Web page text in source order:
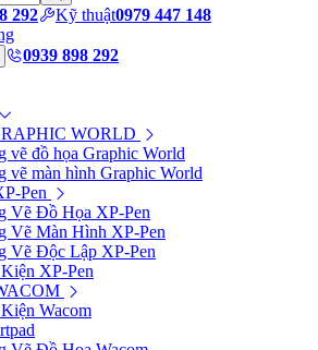
292 Kỹ thuật0979 447 148
0939 898 292
WORLD
vẽ đồ họa Graphic World
vẽ màn hình Graphic World
Pen
Vẽ Đồ Họa XP-Pen
Vẽ Màn Hình XP-Pen
Vẽ Độc Lập XP-Pen
XP-Pen
Wacom